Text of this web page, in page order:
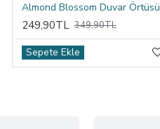
Almond Blossom Duvar Örtüsü
249,90TL 349,90TL
Sepete Ekle